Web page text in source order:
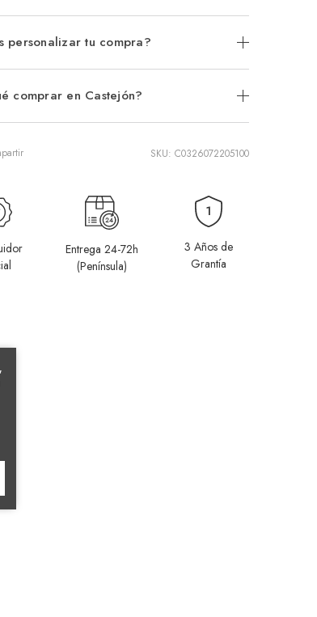
personalizar tu compra?
comprar en Castejón?
SKU: C0326072205100
Entrega 24-72h
(Península)
3 Años de
Grantía